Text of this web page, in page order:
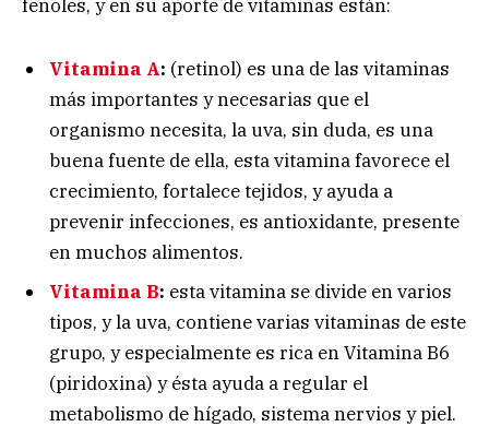
fenoles, y en su aporte de vitaminas están:
Vitamina A: (retinol) es una de las vitaminas
más importantes y necesarias que el
organismo necesita, la uva, sin duda, es una
buena fuente de ella, esta vitamina favorece el
crecimiento, fortalece tejidos, y ayuda a
prevenir infecciones, es antioxidante, presente
en muchos alimentos.
Vitamina B: esta vitamina se divide en varios
tipos, y la uva, contiene varias vitaminas de este
grupo, y especialmente es rica en Vitamina B6
(piridoxina) y ésta ayuda a regular el
metabolismo de hígado, sistema nervios y piel.